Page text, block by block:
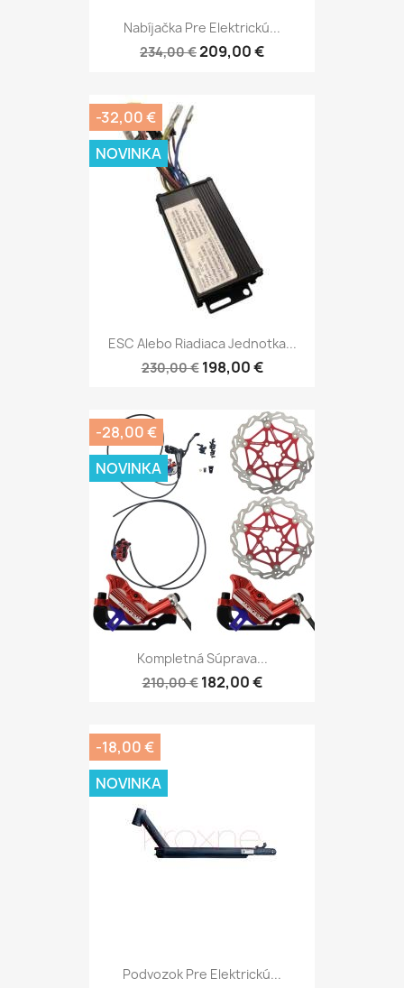
Nabíjačka Pre Elektrickú...
234,00 €209,00 €
ESC Alebo Riadiaca Jednotka...
230,00 € 198,00 €
-32,00 €
NOVINKA
Kompletná Súprava...
210,00 € 182,00 €
-28,00 €
NOVINKA
Podvozok Pre Elektrickú...
-18,00 €
NOVINKA